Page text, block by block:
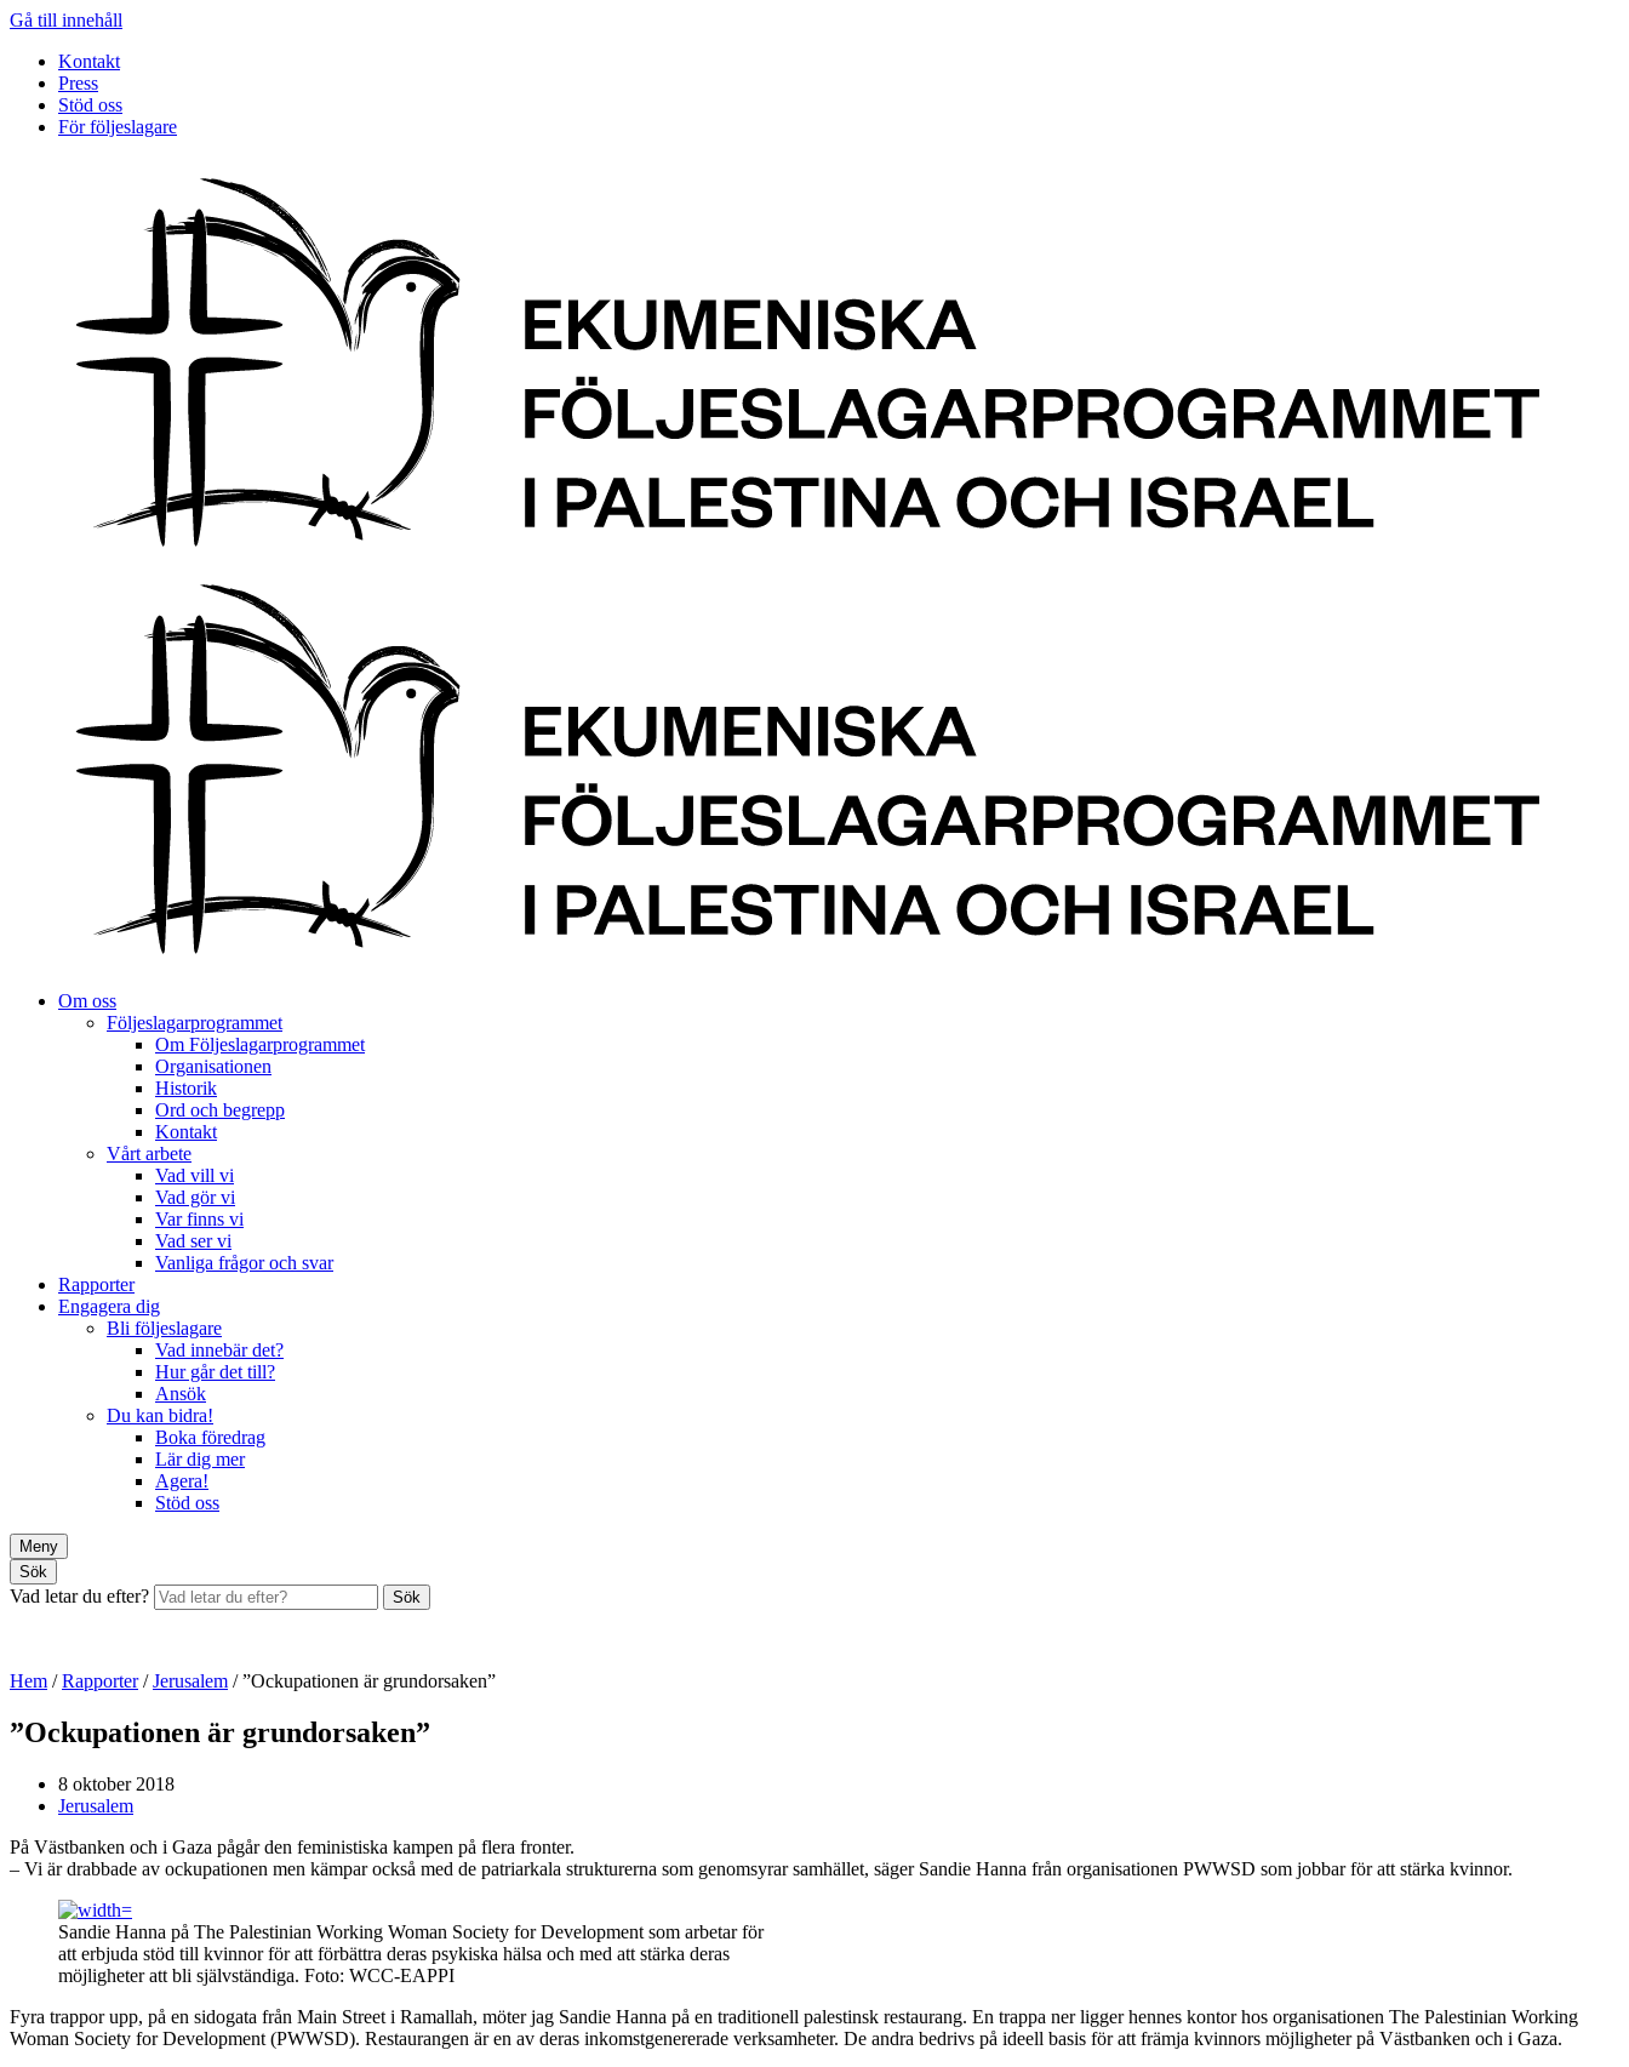
Gå till innehåll
Kontakt
Press
Stöd oss
För följeslagare
Om oss
Följeslagarprogrammet
Om Följeslagarprogrammet
Organisationen
Historik
Ord och begrepp
Kontakt
Vårt arbete
Vad vill vi
Vad gör vi
Var finns vi
Vad ser vi
Vanliga frågor och svar
Rapporter
Engagera dig
Bli följeslagare
Vad innebär det?
Hur går det till?
Ansök
Du kan bidra!
Boka föredrag
Lär dig mer
Agera!
Stöd oss
Meny
Sök
Vad letar du efter? Sök
Hem /Rapporter/Jerusalem /”Ockupationen är grundorsaken”
”Ockupationen är grundorsaken”
8 oktober 2018
Jerusalem
På Västbanken och i Gaza pågår den feministiska kampen på flera fronter.
– Vi är drabbade av ockupationen men kämpar också med de patriarkala strukturerna som genomsyrar samhället, säger Sandie Hanna från organisationen PWWSD som jobbar för att stärka kvinnor.
Sandie Hanna på The Palestinian Working Woman Society for Development som arbetar för
att erbjuda stöd till kvinnor för att förbättra deras psykiska hälsa och med att stärka deras
möjligheter att bli självständiga. Foto: WCC-EAPPI
Fyra trappor upp, på en sidogata från Main Street i Ramallah, möter jag Sandie Hanna på en traditionell palestinsk restaurang. En trappa ner ligger hennes kontor hos organisationen The Palestinian Working
Woman Society for Development (PWWSD). Restaurangen är en av deras inkomstgenererade verksamheter. De andra bedrivs på ideell basis för att främja kvinnors möjligheter på Västbanken och i Gaza.